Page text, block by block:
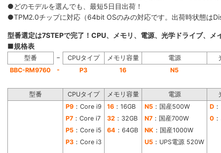
●どのモデルを選んでも、最短5日目出荷！
●TPM2.0チップに対応（64bit OSのみの対応です。出荷時状態は
型番選定は7STEPで完了！CPU、メモリ、電源、光学ドライブ、
■規格表
型番 − CPUタイプ メモリ容量 電源
BBC-RM9760
- P3 16 N5
型番 CPUタイプ メモリ容量 電源
P9 ：Core i9 16 ：16GB N5 ：国産500W D
P7 ：Core i7 32 ：32GB N7 ：国産700W 0
P5 ：Core i5 64 ：64GB NK ：国産1000W
P3 ：Core i3 U5 ：UPS電源 520W